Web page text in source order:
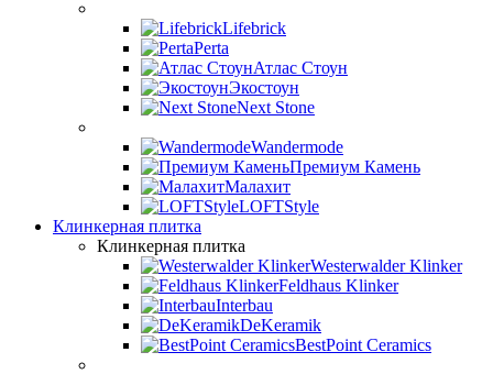
Lifebrick
Perta
Атлас Стоун
Экостоун
Next Stone
Wandermode
Премиум Камень
Малахит
LOFTStyle
Клинкерная плитка
Клинкерная плитка
Westerwalder Klinker
Feldhaus Klinker
Interbau
DeKeramik
BestPoint Ceramics